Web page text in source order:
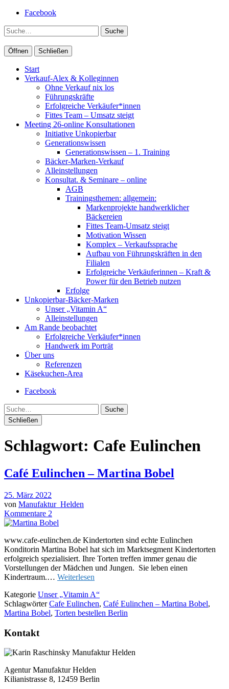
Facebook
Suche
Öffnen Schließen
Start
Verkauf-Alex & Kolleginnen
Ohne Verkauf nix los
Führungskräfte
Erfolgreiche Verkäufer*innen
Fittes Team – Umsatz steigt
Meeting 26-online Konsultationen
Initiative Unkopierbar
Generationswissen
Generationswissen – 1. Training
Bäcker-Marken-Verkauf
Alleinstellungen
Konsultat. & Seminare – online
AGB
Trainingsthemen: allgemein:
Markenprojekte handwerklicher
Bäckereien
Fittes Team-Umsatz steigt
Motivation Wissen
Komplex – Verkaufssprache
Aufbau von Führungskräften in den
Filialen
Erfolgreiche Verkäuferinnen – Kraft &
Power für den Betrieb nutzen
Erfolge
Unkopierbar-Bäcker-Marken
Unser „Vitamin A“
Alleinstellungen
Am Rande beobachtet
Erfolgreiche Verkäufer*innen
Handwerk im Porträt
Über uns
Referenzen
Käsekuchen-Area
Facebook
Suche
Schließen
Schlagwort: Cafe Eulinchen
Café Eulinchen – Martina Bobel
25. März 2022
von Manufaktur_Helden
Kommentare 2
www.cafe-eulinchen.de Kindertorten sind echte Eulinchen
Konditorin Martina Bobel hat sich im Marktsegment Kindertorten
erfolgreich spezialisiert. Ihre Torten treffen immer genau die
Vorstellungen der Mädchen und Jungen. Sie leben einen
Kindertraum.… Weiterlesen
Kategorie Unser „Vitamin A“
SchlagwörterCafe Eulinchen, Café Eulinchen – Martina Bobel,
Martina Bobel, Torten bestellen Berlin
Kontakt
Agentur Manufaktur Helden
Kilianistrasse 8, 12459 Berlin